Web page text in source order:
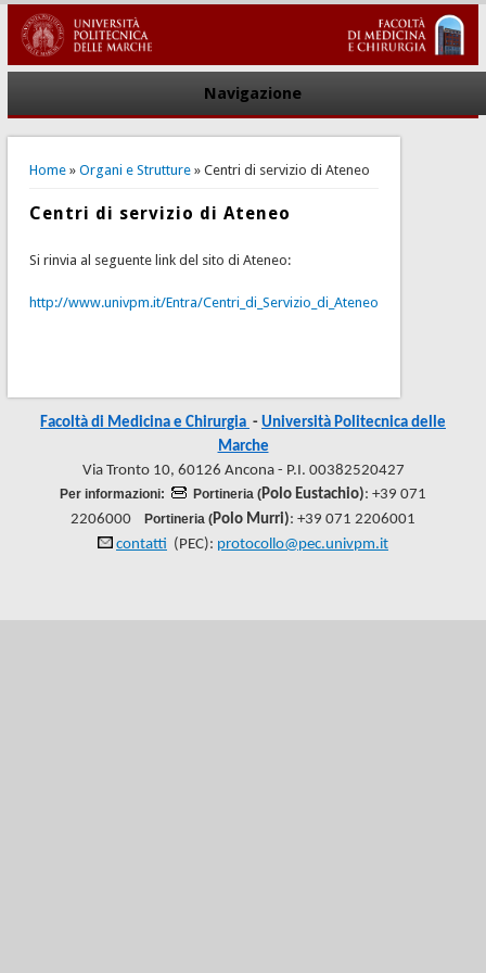
Navigazione
Home» Organi e Strutture» Centri di servizio di Ateneo
Centri di servizio di Ateneo
Si rinvia al seguente link del sito di Ateneo:
http://www.univpm.it/Entra/Centri_di_Servizio_di_Ateneo
Facoltà di Medicina e Chirurgia - Università Politecnica delle
Marche
Via Tronto 10, 60126 Ancona - P.I. 00382520427
Per informazioni: Portineria (Polo Eustachio): +39 071
2206000
Portineria (Polo Murri): +39 071 2206001
contatti (PEC): protocollo@pec.univpm.it